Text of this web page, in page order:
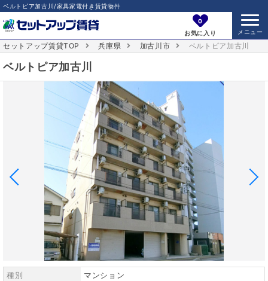
ベルトピア加古川/家具家電付き賃貸物件
0
お気に入り
セットアップ賃貸TOP 兵庫県 加古川市 ベルトピア加古川
ベルトピア加古川
種別
マンション